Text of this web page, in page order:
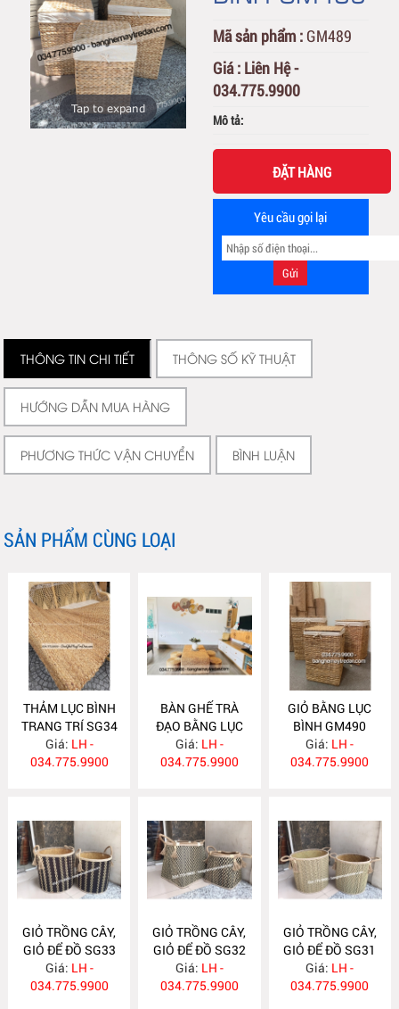
Tap to expand
Mã sản phẩm : GM489
Giá : Liên Hệ -
034.775.9900
Mô tả:
ĐẶT HÀNG
Yêu cầu gọi lại
THÔNG TIN CHI TIẾT THÔNG SỐ KỸ THUẬT
HƯỚNG DẪN MUA HÀNG
PHƯƠNG THỨC VẬN CHUYỂN BÌNH LUẬN
SẢN PHẨM CÙNG LOẠI
THẢM LỤC BÌNH
TRANG TRÍ SG34
Giá: LH -
034.775.9900
BÀN GHẾ TRÀ
ĐẠO BẰNG LỤC
BÌNH LB87
Giá: LH -
034.775.9900
GIỎ BẰNG LỤC
BÌNH GM490
Giá: LH -
034.775.9900
GIỎ TRỒNG CÂY,
GIỎ ĐỂ ĐỒ SG33
Giá: LH -
034.775.9900
GIỎ TRỒNG CÂY,
GIỎ ĐỂ ĐỒ SG32
Giá: LH -
034.775.9900
GIỎ TRỒNG CÂY,
GIỎ ĐỂ ĐỒ SG31
Giá: LH -
034.775.9900